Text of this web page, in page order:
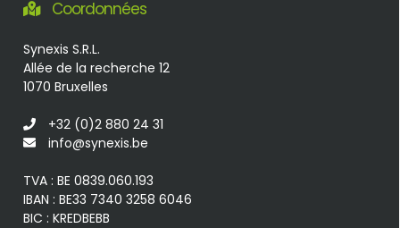
Coordonnées
Synexis S.R.L.
Allée de la recherche 12
1070 Bruxelles
+32 (0)2 880 24 31
info@synexis.be
TVA : BE 0839.060.193
IBAN : BE33 7340 3258 6046
BIC : KREDBEBB